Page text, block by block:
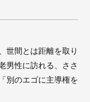
世間とは距離を取り
男性に訪れる、ささ
別のエゴに主導権を